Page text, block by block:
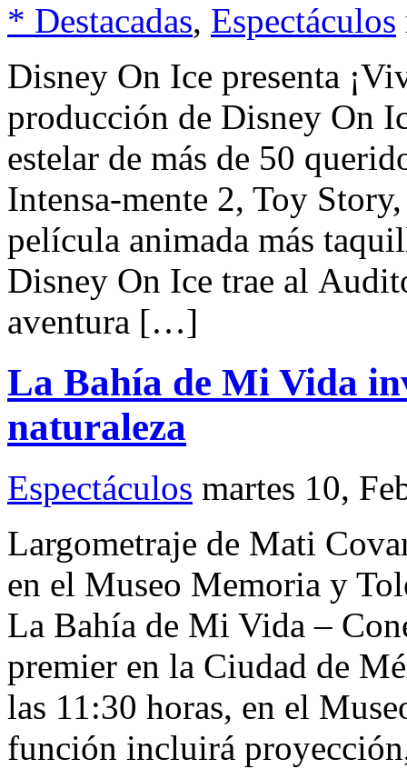
* Destacadas, Espectáculos
Disney On Ice presenta
producción de Disney On
estelar de más de 50
Intensa-mente 2, Toy
película animada más
Disney On Ice trae al
aventura […]
La Bahía de Mi Vida
naturaleza
Espectáculos martes 10,
Largometraje de Mati
en el Museo Memoria y
La Bahía de Mi Vida –
premier en la Ciudad de
las 11:30 horas, en el
función incluirá